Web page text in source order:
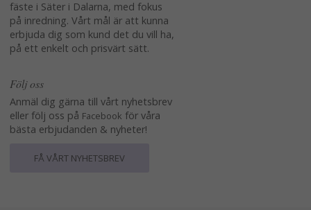
fäste i Säter i Dalarna, med fokus
på inredning. Vårt mål är att kunna
erbjuda dig som kund det du vill ha,
på ett enkelt och prisvärt sätt.
Följ oss
Anmäl dig gärna till vårt nyhetsbrev
eller följ oss på Facebook för våra
bästa erbjudanden & nyheter!
FÅ VÅRT NYHETSBREV